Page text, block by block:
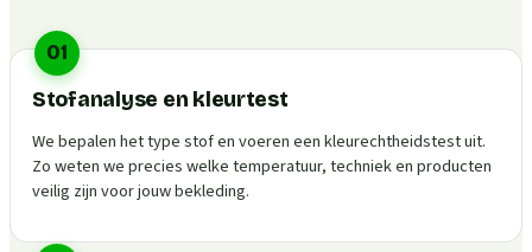
01
Stofanalyse en kleurtest
We bepalen het type stof en voeren een kleurechtheidstest uit.
Zo weten we precies welke temperatuur, techniek en producten
veilig zijn voor jouw bekleding.